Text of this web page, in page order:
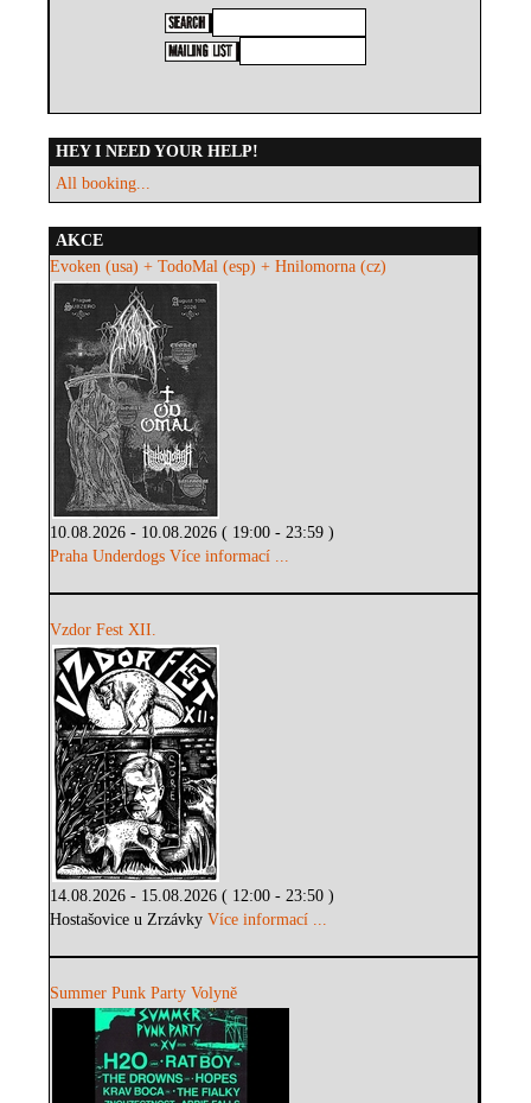
HEY I NEED YOUR HELP!
All booking...
AKCE
Evoken (usa) + TodoMal (esp) + Hnilomorna (cz)
10.08.2026 - 10.08.2026 ( 19:00 - 23:59 )
Praha Underdogs Více informací ...
Vzdor Fest XII.
14.08.2026 - 15.08.2026 ( 12:00 - 23:50 )
Hostašovice u ZrzávkyVíce informací ...
Summer Punk Party Volyně